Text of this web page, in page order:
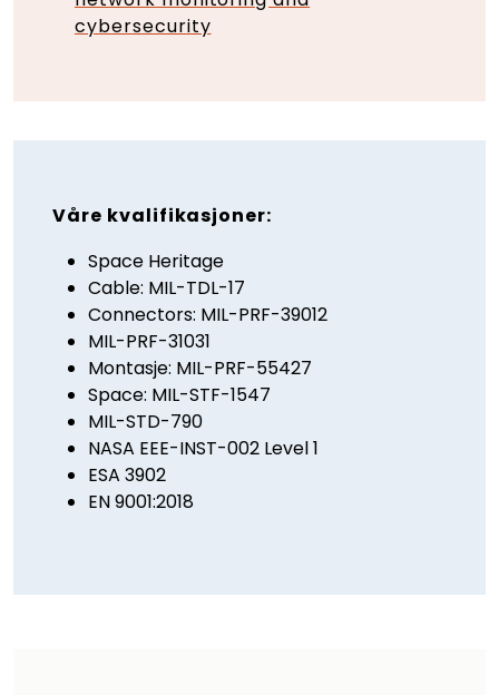
cybersecurity
Våre kvalifikasjoner:
Space Heritage
Cable: MIL-TDL-17
Connectors: MIL-PRF-39012
MIL-PRF-31031
Montasje: MIL-PRF-55427
Space: MIL-STF-1547
MIL-STD-790
NASA EEE-INST-002 Level 1
ESA 3902
EN 9001:2018